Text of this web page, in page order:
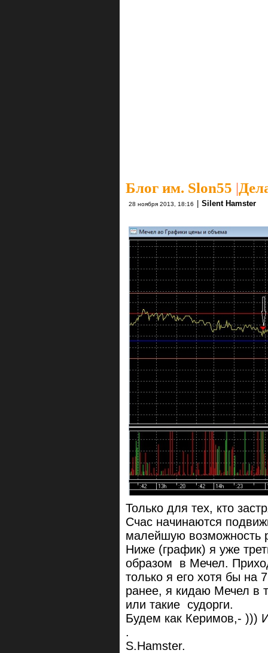
Блог им. Slon55 |
28 ноября 2013, 18:16 | Silent Hamster
Только для тех, кто
Счас начинаются
малейшую возможность
Ниже (график) я уже
образом в Мечел.
только я его хотя бы на
ранее, я кидаю Мечел в
или такие судорги.
Будем как Керимов,- )))
.
S.Hamster.